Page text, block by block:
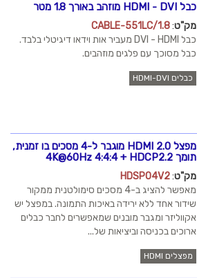
כבל HDMI - DVI מוזהב באורך 1.8 מטר
מק"ט:
CABLE-551LC/1.8
כבל DVI - HDMI מעביר אות וידאו דיגיטלי בלבד.
כבל מסוכך עם פלגים מוזהבים.
כבלים HDMI-DVI
מפצל HDMI 2.0 מוגבר ל-4 מסכים בו זמנית,
תומך 4K@60Hz 4:4:4 + HDCP2.2
מק"ט:
HDSP04V2
מאפשר להציג ב-4 מסכים סימולטנית ממקור
שידור אחד ללא ירידה באיכות התמונה. במפצל יש
אקווליזר ומגבר מובנים שמאפשרים לחבר כבלים
ארוכים בכניסה וביציאות של...
מפצלים HDMI